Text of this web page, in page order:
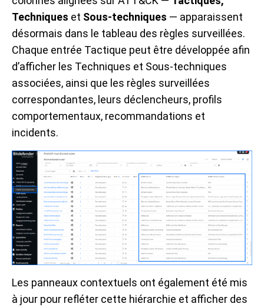
Techniques et Sous-techniques — apparaissent
désormais dans le tableau des règles surveillées.
Chaque entrée Tactique peut être développée afin
d’afficher les Techniques et Sous-techniques
associées, ainsi que les règles surveillées
correspondantes, leurs déclencheurs, profils
comportementaux, recommandations et
incidents.
Les panneaux contextuels ont également été mis
à jour pour refléter cette hiérarchie et afficher des